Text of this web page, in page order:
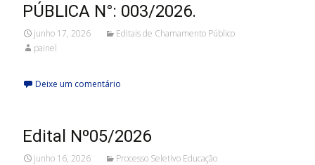
PÚBLICA N°: 003/2026.
junho 17, 2026
Editais de Chamamento Público
painel
Deixe um comentário
Edital Nº05/2026
junho 16, 2026
Processo Seletivo Educação